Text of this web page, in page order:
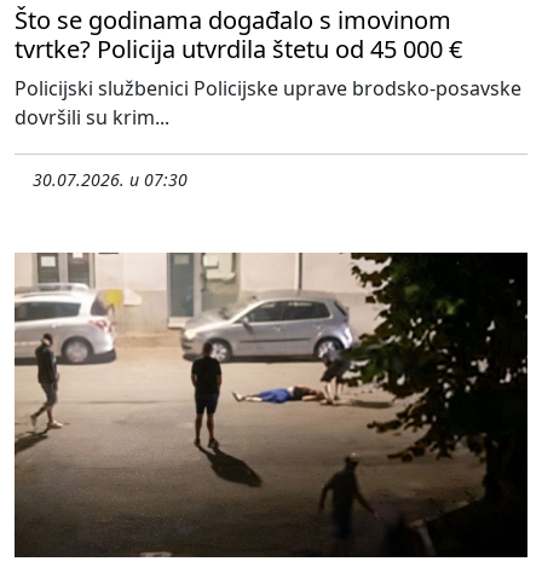
Što se godinama događalo s imovinom
tvrtke? Policija utvrdila štetu od 45 000 €
Policijski službenici Policijske uprave brodsko-posavske
dovršili su krim...
30.07.2026. u 07:30